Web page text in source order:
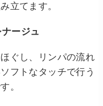
立てます。
ージュ
ぐし、リンパの流れ
フトなタッチで行う
。